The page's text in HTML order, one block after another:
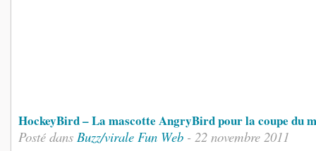
HockeyBird – La mascotte AngryBird pour la coupe du
Posté dans Buzz/virale Fun Web - 22 novembre 2011